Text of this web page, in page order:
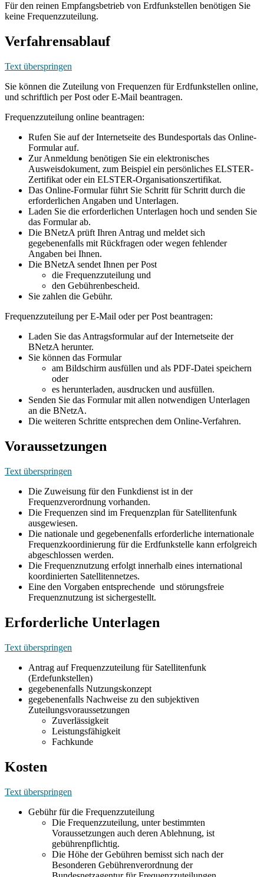
Für den reinen Empfangsbetrieb von Erdfunkstellen benötigen Sie
keine Frequenzzuteilung.
Verfahrensablauf
Text überspringen
Sie können die Zuteilung von Frequenzen für Erdfunkstellen online,
und schriftlich per Post oder E-Mail beantragen.
Frequenzzuteilung online beantragen:
Rufen Sie auf der Internetseite des Bundesportals das Online-
Formular auf.
Zur Anmeldung benötigen Sie ein elektronisches
Ausweisdokument, zum Beispiel ein persönliches ELSTER-
Zertifikat oder ein ELSTER-Organisationszertifikat.
Das Online-Formular führt Sie Schritt für Schritt durch die
erforderlichen Angaben und Unterlagen.
Laden Sie die erforderlichen Unterlagen hoch und senden Sie
das Formular ab.
Die BNetzA prüft Ihren Antrag und meldet sich
gegebenenfalls mit Rückfragen oder wegen fehlender
Angaben bei Ihnen.
Die BNetzA sendet Ihnen per Post
die Frequenzzuteilung und
den Gebührenbescheid.
Sie zahlen die Gebühr.
Frequenzzuteilung per E-Mail oder per Post beantragen:
Laden Sie das Antragsformular auf der Internetseite der
BNetzA herunter.
Sie können das Formular
am Bildschirm ausfüllen und als PDF-Datei speichern
oder
es herunterladen, ausdrucken und ausfüllen.
Senden Sie das Formular mit allen notwendigen Unterlagen
an die BNetzA.
Die weiteren Schritte entsprechen dem Online-Verfahren.
Voraussetzungen
Text überspringen
Die Zuweisung für den Funkdienst ist in der
Frequenzverordnung vorhanden.
Die Frequenzen sind im Frequenzplan für Satellitenfunk
ausgewiesen.
Die nationale und gegebenenfalls erforderliche internationale
Frequenzkoordinierung für die Erdfunkstelle kann erfolgreich
abgeschlossen werden.
Die Frequenznutzung erfolgt innerhalb eines international
koordinierten Satellitennetzes.
Eine den Vorgaben entsprechende und störungsfreie
Frequenznutzung ist sichergestellt.
Erforderliche Unterlagen
Text überspringen
Antrag auf Frequenzzuteilung für Satellitenfunk
(Erdefunkstellen)
gegebenenfalls Nutzungskonzept
gegebenenfalls Nachweise zu den subjektiven
Zuteilungsvoraussetzungen
Zuverlässigkeit
Leistungsfähigkeit
Fachkunde
Kosten
Text überspringen
Gebühr für die Frequenzzuteilung
Die Frequenzzuteilung, unter bestimmten
Voraussetzungen auch deren Ablehnung, ist
gebührenpflichtig.
Die Höhe der Gebühren bemisst sich nach der
Besonderen Gebührenverordnung der